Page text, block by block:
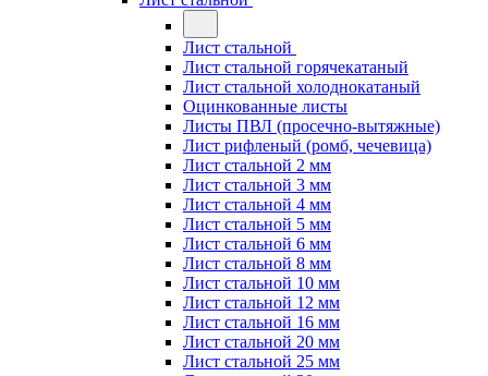
Лист стальной
Лист стальной горячекатаный
Лист стальной холоднокатаный
Оцинкованные листы
Листы ПВЛ (просечно-вытяжные)
Лист рифленый (ромб, чечевица)
Лист стальной 2 мм
Лист стальной 3 мм
Лист стальной 4 мм
Лист стальной 5 мм
Лист стальной 6 мм
Лист стальной 8 мм
Лист стальной 10 мм
Лист стальной 12 мм
Лист стальной 16 мм
Лист стальной 20 мм
Лист стальной 25 мм